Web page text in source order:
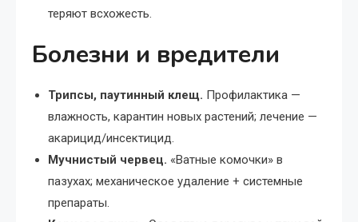
теряют всхожесть.
Болезни и вредители
Трипсы, паутинный клещ. Профилактика —
влажность, карантин новых растений; лечение —
акарицид/инсектицид.
Мучнистый червец. «Ватные комочки» в
пазухах; механическое удаление + системные
препараты.